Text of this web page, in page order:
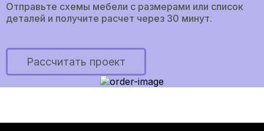
Отправьте схемы мебели с размерами или список
деталей и получите расчет через 30 минут.
Рассчитать проект